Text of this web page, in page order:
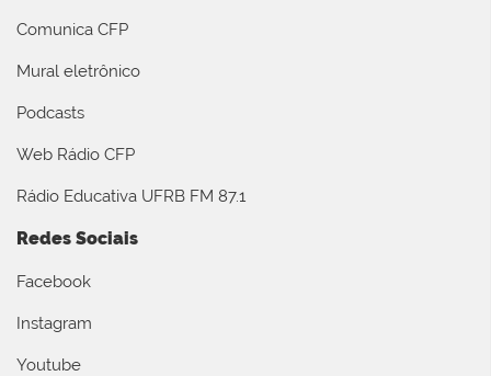
Comunica CFP
Mural eletrônico
Podcasts
Web Rádio CFP
Rádio Educativa UFRB FM 87.1
Redes Sociais
Facebook
Instagram
Youtube